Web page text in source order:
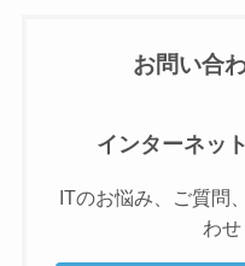
お問い合
インターネッ
ITのお悩み、ご質問
わせ